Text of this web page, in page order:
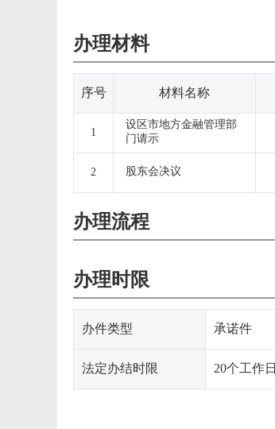
办理材料
序号 材料名称
1
设区市地方金融管理部
门请示
2 股东会决议
办理流程
办理时限
办件类型 承诺件
法定办结时限 20个工作日